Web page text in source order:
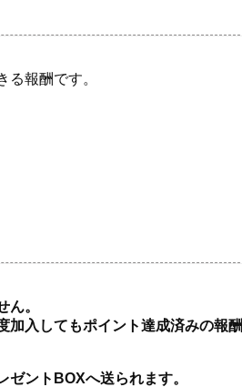
報酬です。
。
加入してもポイント達成済みの報酬
ントBOXへ送られます。